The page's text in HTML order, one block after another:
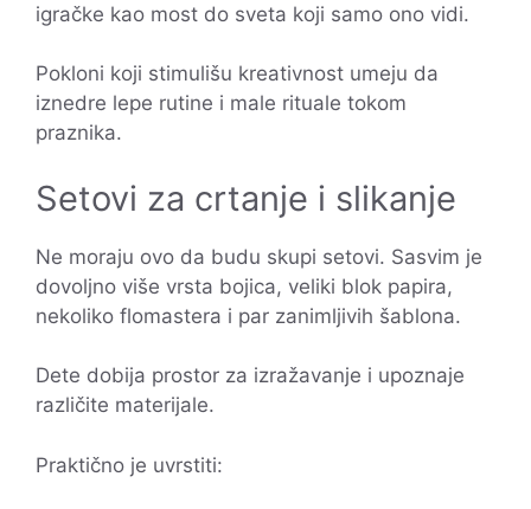
igračke kao most do sveta koji samo ono vidi.
Pokloni koji stimulišu kreativnost umeju da
iznedre lepe rutine i male rituale tokom
praznika.
Setovi za crtanje i slikanje
Ne moraju ovo da budu skupi setovi. Sasvim je
dovoljno više vrsta bojica, veliki blok papira,
nekoliko flomastera i par zanimljivih šablona.
Dete dobija prostor za izražavanje i upoznaje
različite materijale.
Praktično je uvrstiti: